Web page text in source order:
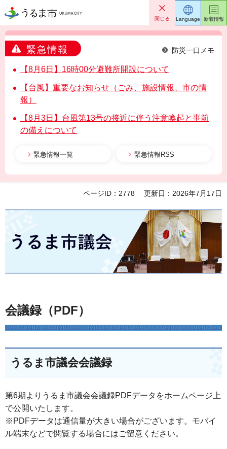
うるま市 閉じる
緊急情報 防災一口メモ
【8月6日】16時00分避難所開設について
【台風】重要なお知らせ（ごみ、施設情報、市の情
報）
【8月3日】台風第13号の接近に伴う注意喚起と事前
の備えについて
緊急情報一覧 緊急情報RSS
Language 新着情報
ページID：2778 更新日：2026年7月17日
うるま市議会
会議録（PDF）
うるま市議会会議録
第6期よりうるま市議会会議録PDFデータをホームページ上
で公開いたします。
※PDFデータは通信量が大きい場合がございます。モバイ
ル端末などで閲覧する場合にはご留意ください。